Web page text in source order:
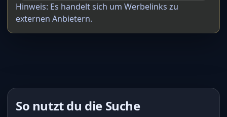
Hinweis: Es handelt sich um Werbelinks zu
externen Anbietern.
So nutzt du die Suche